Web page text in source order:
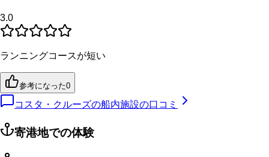
3.0
ランニングコースが短い
参考になった0
コスタ・クルーズの船内施設の口コミ
寄港地での体験